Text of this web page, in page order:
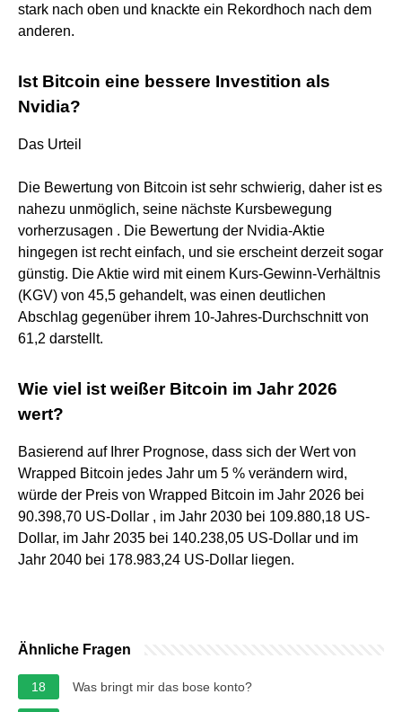
stark nach oben und knackte ein Rekordhoch nach dem
anderen.
Ist Bitcoin eine bessere Investition als
Nvidia?
Das Urteil
Die Bewertung von Bitcoin ist sehr schwierig, daher ist es
nahezu unmöglich, seine nächste Kursbewegung
vorherzusagen . Die Bewertung der Nvidia-Aktie
hingegen ist recht einfach, und sie erscheint derzeit sogar
günstig. Die Aktie wird mit einem Kurs-Gewinn-Verhältnis
(KGV) von 45,5 gehandelt, was einen deutlichen
Abschlag gegenüber ihrem 10-Jahres-Durchschnitt von
61,2 darstellt.
Wie viel ist weißer Bitcoin im Jahr 2026
wert?
Basierend auf Ihrer Prognose, dass sich der Wert von
Wrapped Bitcoin jedes Jahr um 5 % verändern wird,
würde der Preis von Wrapped Bitcoin im Jahr 2026 bei
90.398,70 US-Dollar , im Jahr 2030 bei 109.880,18 US-
Dollar, im Jahr 2035 bei 140.238,05 US-Dollar und im
Jahr 2040 bei 178.983,24 US-Dollar liegen.
Ähnliche Fragen
18 Was bringt mir das bose konto?